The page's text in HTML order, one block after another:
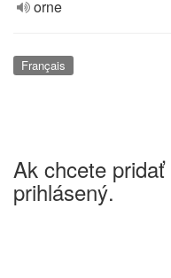
orne
Français
Ak chcete
prihlásený.